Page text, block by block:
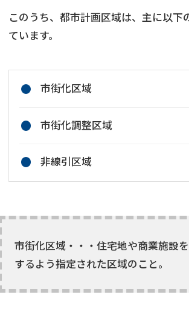
このうち、都市計画区域は、主に以下
ています。
市街化区域
市街化調整区域
非線引区域
市街化区域・・・住宅地や商業施設
するよう指定された区域のこと。